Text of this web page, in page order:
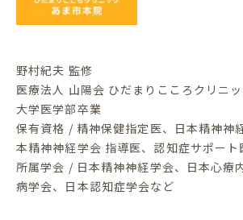
野村紀夫 監修
医療法人 山陽会 ひだまりこころクリニ
大学医学部卒業
保有資格 / 精神保健指定医、日本精神神
本精神神経学会 指導医、認知症サポート
所属学会 / 日本精神神経学会、日本心療
病学会、日本認知症学会など